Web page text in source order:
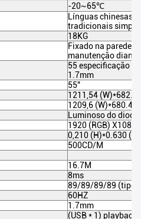
-20~65℃
Línguas chinesas,
tradicionais
18KG
Fixado na parede,
manutenção
55 especificação
1.7mm
55"
1211,54
1209,6 (W)*680.4
Luminoso do
1920 (RGB) X1080,
0,210 (H)*0.630 (V)
500CD/M
16.7M
8ms
89/89/89/89 (tipo)
60HZ
1.7mm
(USB * 1)